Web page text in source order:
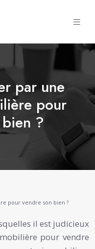
par une
pour
?
pour vendre son bien ?
il est judicieux
pour vendre